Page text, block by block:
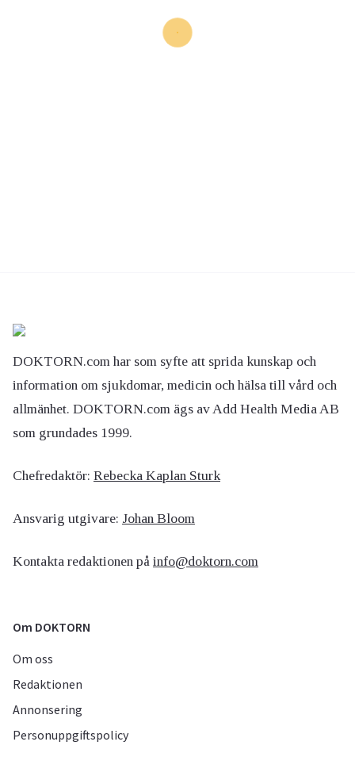
DOKTORN.com har som syfte att sprida kunskap och
information om sjukdomar, medicin och hälsa till vård och
allmänhet. DOKTORN.com ägs av Add Health Media AB
som grundades 1999.
Chefredaktör: Rebecka Kaplan Sturk
Ansvarig utgivare: Johan Bloom
Kontakta redaktionen på info@doktorn.com
Om DOKTORN
Om oss
Redaktionen
Annonsering
Personuppgiftspolicy